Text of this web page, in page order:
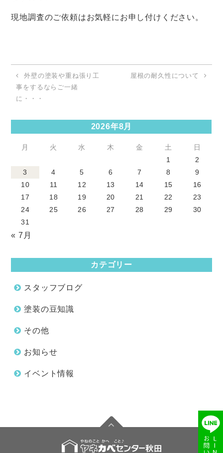
現地調査のご依頼はお気軽にお申し付けください。
外壁の塗装や重ね張り工
事をするならご一緒
に・・・
屋根の耐久性について
2026年8月
月 火 水 木 金 土
日
1
2
3
4 5 6 7 8
9
10
11 12 13 14 15
16
17
18 19 20 21 22
23
24
25 26 27 28 29
30
31
« 7月
カテゴリー
スタッフブログ
塗装の豆知識
その他
お知らせ
イベント情報